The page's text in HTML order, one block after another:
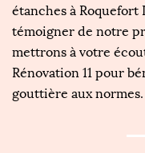
étanches à Roquefort
témoigner de notre
mettrons à votre
Rénovation 11 pour
gouttière aux normes.